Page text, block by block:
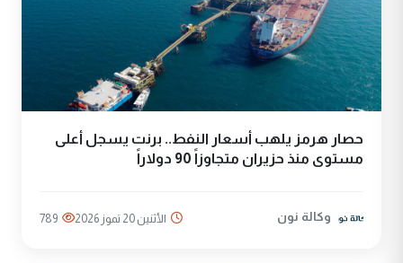
حصار هرمز يلهب أسعار النفط.. برنت يسجل أعلى
مستوى منذ حزيران متجاوزاً 90 دولاراً
وكالة نون الأثنين 20 تموز 2026 789